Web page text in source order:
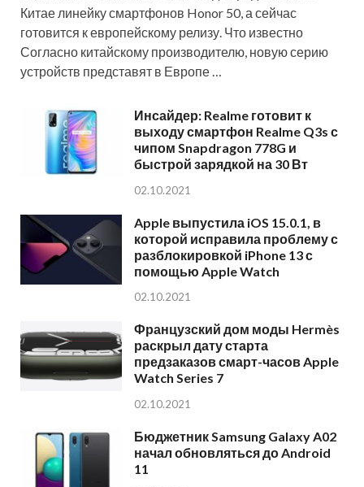
Китае линейку смартфонов Honor 50, а сейчас
готовится к европейскому релизу. Что известно
Согласно китайскому производителю, новую серию
устройств представят в Европе …
Инсайдер: Realme готовит к
выходу смартфон Realme Q3s с
чипом Snapdragon 778G и
быстрой зарядкой на 30 Вт
02.10.2021
Apple выпустила iOS 15.0.1, в
которой исправила проблему с
разблокировкой iPhone 13 с
помощью Apple Watch
02.10.2021
Французский дом моды Hermès
раскрыл дату старта
предзаказов смарт-часов Apple
Watch Series 7
02.10.2021
Бюджетник Samsung Galaxy A02
начал обновляться до Android
11